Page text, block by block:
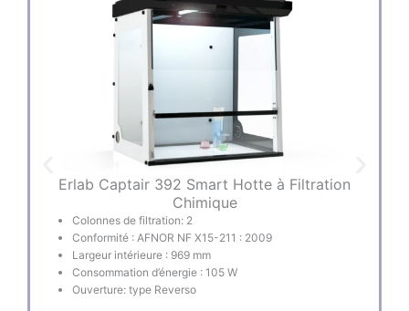
Erlab Captair 392 Smart Hotte à Filtration
Chimique
Colonnes de filtration: 2
Conformité : AFNOR NF X15-211 : 2009
Largeur intérieure : 969 mm
Consommation d’énergie : 105 W
Ouverture: type Reverso